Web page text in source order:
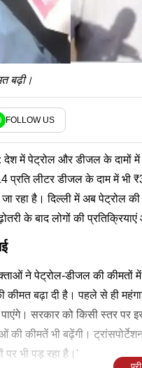
बढ़ी।
FOLLOW US
देश में पेट्रोल और डीजल के दामों में
प्रति लीटर डीजल के दाम में भी
रहा है। दिल्ली में अब पेट्रोल
के बाद लोगों की
ने पेट्रोल-डीजल की कीमतों में
कीमत बढ़ा दी है। पहले से ही
सरकार को किसी स्तर पर
की कीमतें भी बढ़ेंगी।
भी पड़ रहा है।'